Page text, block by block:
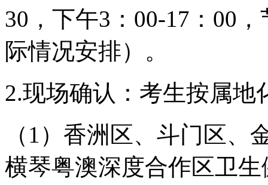
30，下午3：00-17：00
际情况安排）。
2.现场确认：考生按属地
（1）香洲区、斗门区
横琴粤澳深度合作区卫